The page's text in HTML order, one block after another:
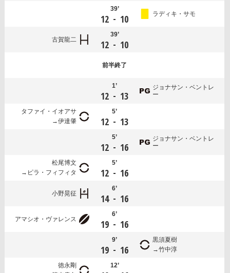
39’
12 - 10 ラディキ・サモ
古賀龍二
39’
12 - 10
前半終了
1’
12 - 13
ジョナサン・ベントレ
ー
タファイ・イオアサ
伊達肇
5’
12 - 13
5’
12 - 16
ジョナサン・ベントレ
ー
松尾博文
ピラ・フィフィタ
5’
12 - 16
小野晃征
6’
14 - 16
アマシオ・ヴァレンス
6’
19 - 16
9’
19 - 16
黒須夏樹
竹中淳
徳永剛
12’